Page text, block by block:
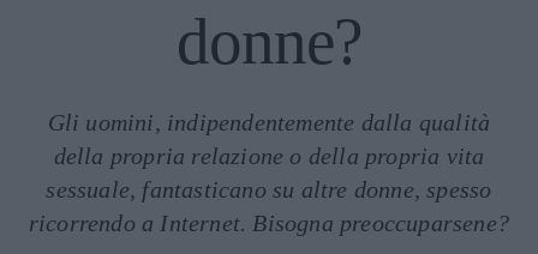
donne?
Gli uomini, indipendentemente dalla qualità
della propria relazione o della propria vita
sessuale, fantasticano su altre donne, spesso
ricorrendo a Internet. Bisogna preoccuparsene?